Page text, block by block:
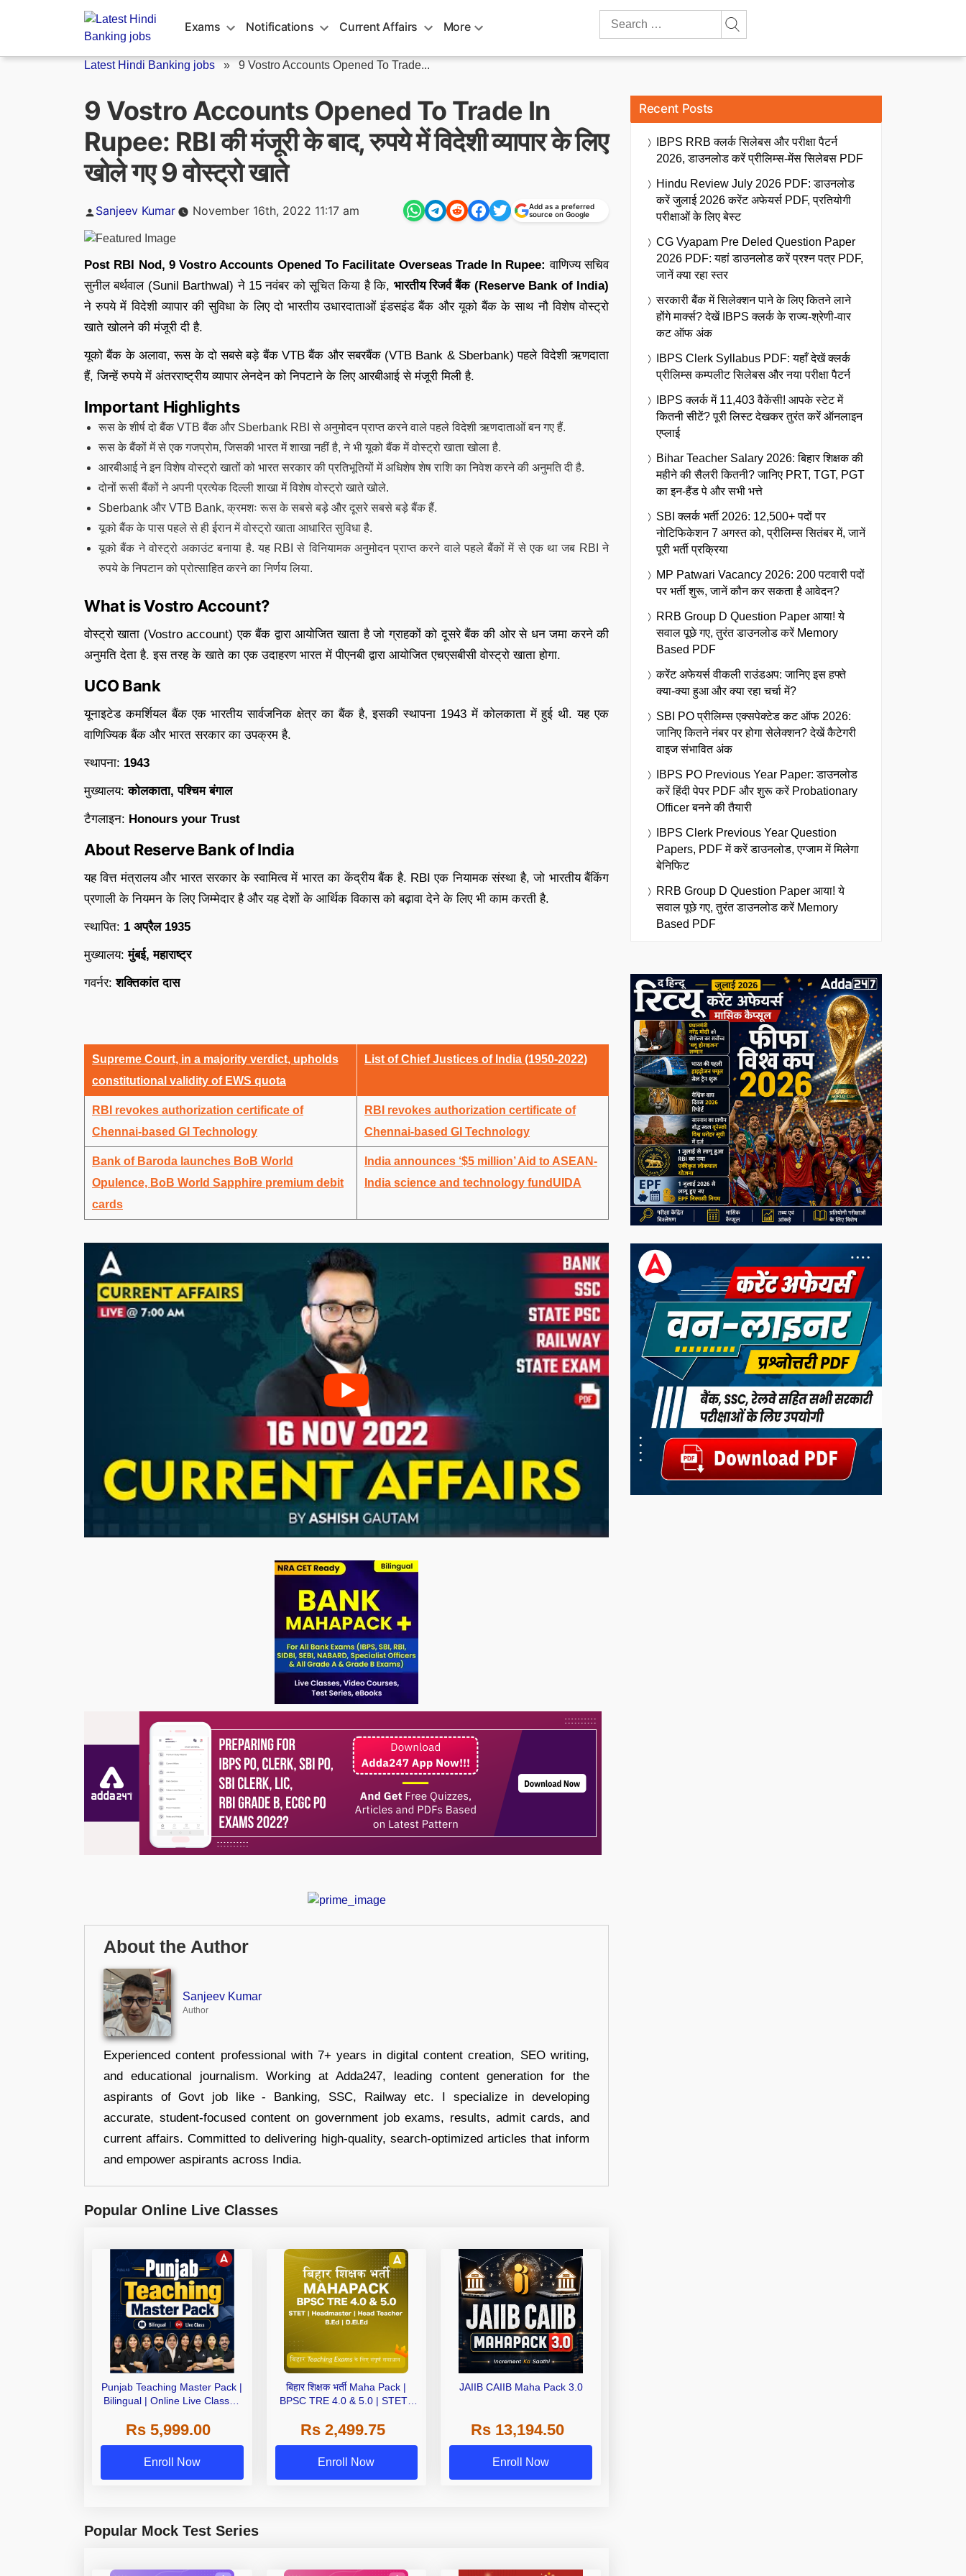
Exams Notifications Current Affairs More
Search
Latest Hindi Banking jobs » 9 Vostro Accounts Opened To Trade...
9 Vostro Accounts Opened To Trade In
Rupee: RBI की मंजूरी के बाद, रुपये में विदेशी व्यापार के लिए
खोले गए 9 वोस्ट्रो खाते
Posted
Sanjeev Kumar November 16th, 2022 11:17 am
Add as a preferred
source on Google
Post RBI Nod, 9 Vostro Accounts Opened To Facilitate Overseas Trade In Rupee:वाणिज्य सचिव
सुनील बर्थवाल (Sunil Barthwal) ने 15 नवंबर को सूचित किया है कि, भारतीय रिजर्व बैंक (Reserve Bank of India)
ने रुपये में विदेशी व्यापार की सुविधा के लिए दो भारतीय उधारदाताओं इंडसइंड बैंक और यूको बैंक के साथ नौ विशेष वोस्ट्रो
खाते खोलने की मंजूरी दी है.
यूको बैंक के अलावा, रूस के दो सबसे बड़े बैंक VTB बैंक और सबरबैंक (VTB Bank & Sberbank) पहले विदेशी ऋणदाता
हैं, जिन्हें रुपये में अंतरराष्ट्रीय व्यापार लेनदेन को निपटाने के लिए आरबीआई से मंजूरी मिली है.
Important Highlights
रूस के शीर्ष दो बैंक VTB बैंक और Sberbank RBI से अनुमोदन प्राप्त करने वाले पहले विदेशी ऋणदाताओं बन गए हैं.
रूस के बैंकों में से एक गजप्रोम, जिसकी भारत में शाखा नहीं है, ने भी यूको बैंक में वोस्ट्रो खाता खोला है.
आरबीआई ने इन विशेष वोस्ट्रो खातों को भारत सरकार की प्रतिभूतियों में अधिशेष शेष राशि का निवेश करने की अनुमति दी है.
दोनों रूसी बैंकों ने अपनी प्रत्येक दिल्ली शाखा में विशेष वोस्ट्रो खाते खोले.
Sberbank और VTB Bank, क्रमशः रूस के सबसे बड़े और दूसरे सबसे बड़े बैंक हैं.
यूको बैंक के पास पहले से ही ईरान में वोस्ट्रो खाता आधारित सुविधा है.
यूको बैंक ने वोस्ट्रो अकाउंट बनाया है. यह RBI से विनियामक अनुमोदन प्राप्त करने वाले पहले बैंकों में से एक था जब RBI ने
रुपये के निपटान को प्रोत्साहित करने का निर्णय लिया.
What is Vostro Account?
वोस्ट्रो खाता (Vostro account) एक बैंक द्वारा आयोजित खाता है जो ग्राहकों को दूसरे बैंक की ओर से धन जमा करने की
अनुमति देता है. इस तरह के खाते का एक उदाहरण भारत में पीएनबी द्वारा आयोजित एचएसबीसी वोस्ट्रो खाता होगा.
UCO Bank
यूनाइटेड कमर्शियल बैंक एक भारतीय सार्वजनिक क्षेत्र का बैंक है, इसकी स्थापना 1943 में कोलकाता में हुई थी. यह एक
वाणिज्यिक बैंक और भारत सरकार का उपक्रम है.
स्थापना: 1943
मुख्यालय:कोलकाता, पश्चिम बंगाल
टैगलाइन: Honours your Trust
About Reserve Bank of India
यह वित्त मंत्रालय और भारत सरकार के स्वामित्व में भारत का केंद्रीय बैंक है. RBI एक नियामक संस्था है, जो भारतीय बैंकिंग
प्रणाली के नियमन के लिए जिम्मेदार है और यह देशों के आर्थिक विकास को बढ़ावा देने के लिए भी काम करती है.
स्थापित: 1 अप्रैल 1935
मुख्यालय:मुंबई, महाराष्ट्र
गवर्नर:शक्तिकांत दास
Supreme Court, in a majority verdict, upholds
constitutional validity of EWS quota
List of Chief Justices of India (1950-2022)
RBI revokes authorization certificate of
Chennai-based GI Technology
RBI revokes authorization certificate of
Chennai-based GI Technology
Bank of Baroda launches BoB World
Opulence, BoB World Sapphire premium debit
cards
India announces ‘$5 million’ Aid to ASEAN-
India science and technology fundUIDA
About the Author
Sanjeev Kumar
Author
Experienced content professional with 7+ years in digital content creation, SEO writing,
and educational journalism. Working at Adda247, leading content generation for the
aspirants of Govt job like - Banking, SSC, Railway etc. I specialize in developing
accurate, student-focused content on government job exams, results, admit cards, and
current affairs. Committed to delivering high-quality, search-optimized articles that inform
and empower aspirants across India.
Popular Online Live Classes
Punjab Teaching Master Pack |
Bilingual | Online Live Classes
Rs 5,999.00
Enroll Now
बिहार शिक्षक भर्ती Maha Pack |
BPSC TRE 4.0 & 5.0 | STET |
B.Ed | D.El.Ed
Rs 2,499.75
Enroll Now
JAIIB CAIIB Maha Pack 3.0
Rs 13,194.50
Enroll Now
Popular Mock Test Series
Recent Posts
IBPS RRB क्लर्क सिलेबस और परीक्षा पैटर्न
2026, डाउनलोड करें प्रीलिम्स-मेंस सिलेबस PDF
Hindu Review July 2026 PDF: डाउनलोड
करें जुलाई 2026 करेंट अफेयर्स PDF, प्रतियोगी
परीक्षाओं के लिए बेस्ट
CG Vyapam Pre Deled Question Paper
2026 PDF: यहां डाउनलोड करें प्रश्न पत्र PDF,
जानें क्या रहा स्तर
सरकारी बैंक में सिलेक्शन पाने के लिए कितने लाने
होंगे मार्क्स? देखें IBPS क्लर्क के राज्य-श्रेणी-वार
कट ऑफ अंक
IBPS Clerk Syllabus PDF: यहाँ देखें क्लर्क
प्रीलिम्स कम्पलीट सिलेबस और नया परीक्षा पैटर्न
IBPS क्लर्क में 11,403 वैकेंसी! आपके स्टेट में
कितनी सीटें? पूरी लिस्ट देखकर तुरंत करें ऑनलाइन
एप्लाई
Bihar Teacher Salary 2026: बिहार शिक्षक की
महीने की सैलरी कितनी? जानिए PRT, TGT, PGT
का इन-हैंड पे और सभी भत्ते
SBI क्लर्क भर्ती 2026: 12,500+ पदों पर
नोटिफिकेशन 7 अगस्त को, प्रीलिम्स सितंबर में, जानें
पूरी भर्ती प्रक्रिया
MP Patwari Vacancy 2026: 200 पटवारी पदों
पर भर्ती शुरू, जानें कौन कर सकता है आवेदन?
RRB Group D Question Paper आया! ये
सवाल पूछे गए, तुरंत डाउनलोड करें Memory
Based PDF
करेंट अफेयर्स वीकली राउंडअप: जानिए इस हफ्ते
क्या-क्या हुआ और क्या रहा चर्चा में?
SBI PO प्रीलिम्स एक्सपेक्टेड कट ऑफ 2026:
जानिए कितने नंबर पर होगा सेलेक्शन? देखें कैटेगरी
वाइज संभावित अंक
IBPS PO Previous Year Paper: डाउनलोड
करें हिंदी पेपर PDF और शुरू करें Probationary
Officer बनने की तैयारी
IBPS Clerk Previous Year Question
Papers, PDF में करें डाउनलोड, एग्जाम में मिलेगा
बेनिफिट
RRB Group D Question Paper आया! ये
सवाल पूछे गए, तुरंत डाउनलोड करें Memory
Based PDF